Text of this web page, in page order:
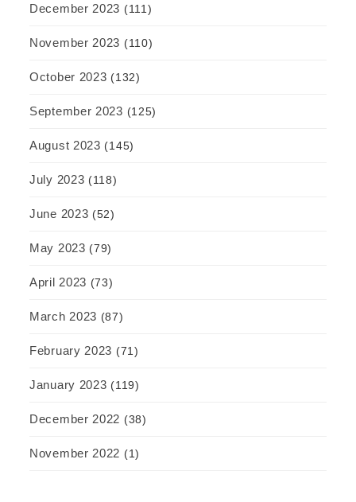
December 2023 (111)
November 2023 (110)
October 2023 (132)
September 2023 (125)
August 2023 (145)
July 2023 (118)
June 2023 (52)
May 2023 (79)
April 2023 (73)
March 2023 (87)
February 2023 (71)
January 2023 (119)
December 2022 (38)
November 2022 (1)